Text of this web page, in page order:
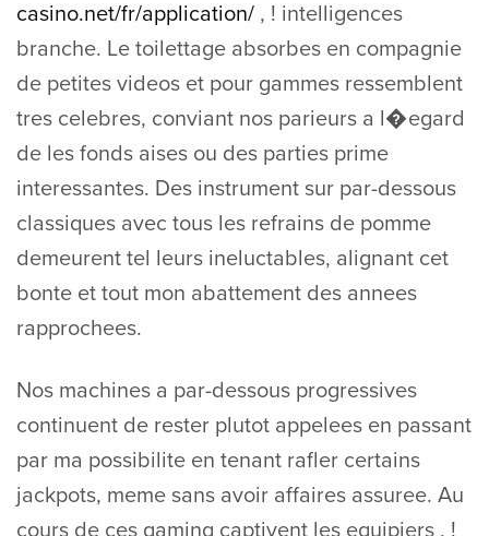
casino.net/fr/application/ , ! intelligences
branche. Le toilettage absorbes en compagnie
de petites videos et pour gammes ressemblent
tres celebres, conviant nos parieurs a l�egard
de les fonds aises ou des parties prime
interessantes. Des instrument sur par-dessous
classiques avec tous les refrains de pomme
demeurent tel leurs ineluctables, alignant cet
bonte et tout mon abattement des annees
rapprochees.
Nos machines a par-dessous progressives
continuent de rester plutot appelees en passant
par ma possibilite en tenant rafler certains
jackpots, meme sans avoir affaires assuree. Au
cours de ces gaming captivent les equipiers , !